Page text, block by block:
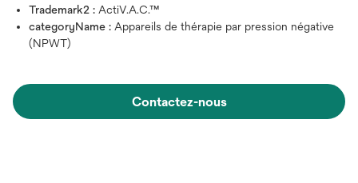
Trademark2 : ActiV.A.C.™
categoryName : Appareils de thérapie par pression négative
(NPWT)
Contactez-nous